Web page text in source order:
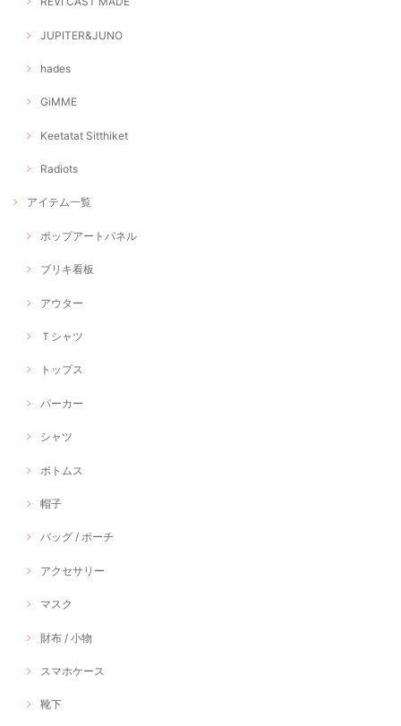
JUPITER&JUNO
hades
GiMME
Keetatat Sitthiket
Radiots
アイテム一覧
ポップアートパネル
ブリキ看板
アウター
Ｔシャツ
トップス
パーカー
シャツ
ボトムス
帽子
バッグ / ポーチ
アクセサリー
マスク
財布 / 小物
スマホケース
靴下